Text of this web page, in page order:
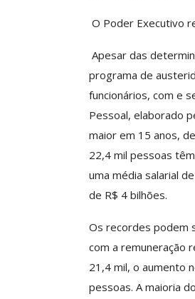
O Poder Executivo
Apesar das
programa de
funcionários, com e
Pessoal, elaborado
maior em 15 anos,
22,4 mil pessoas
uma média salarial
de R$ 4 bilhões.
Os recordes podem
com a remuneração
21,4 mil, o aumento
pessoas. A maioria